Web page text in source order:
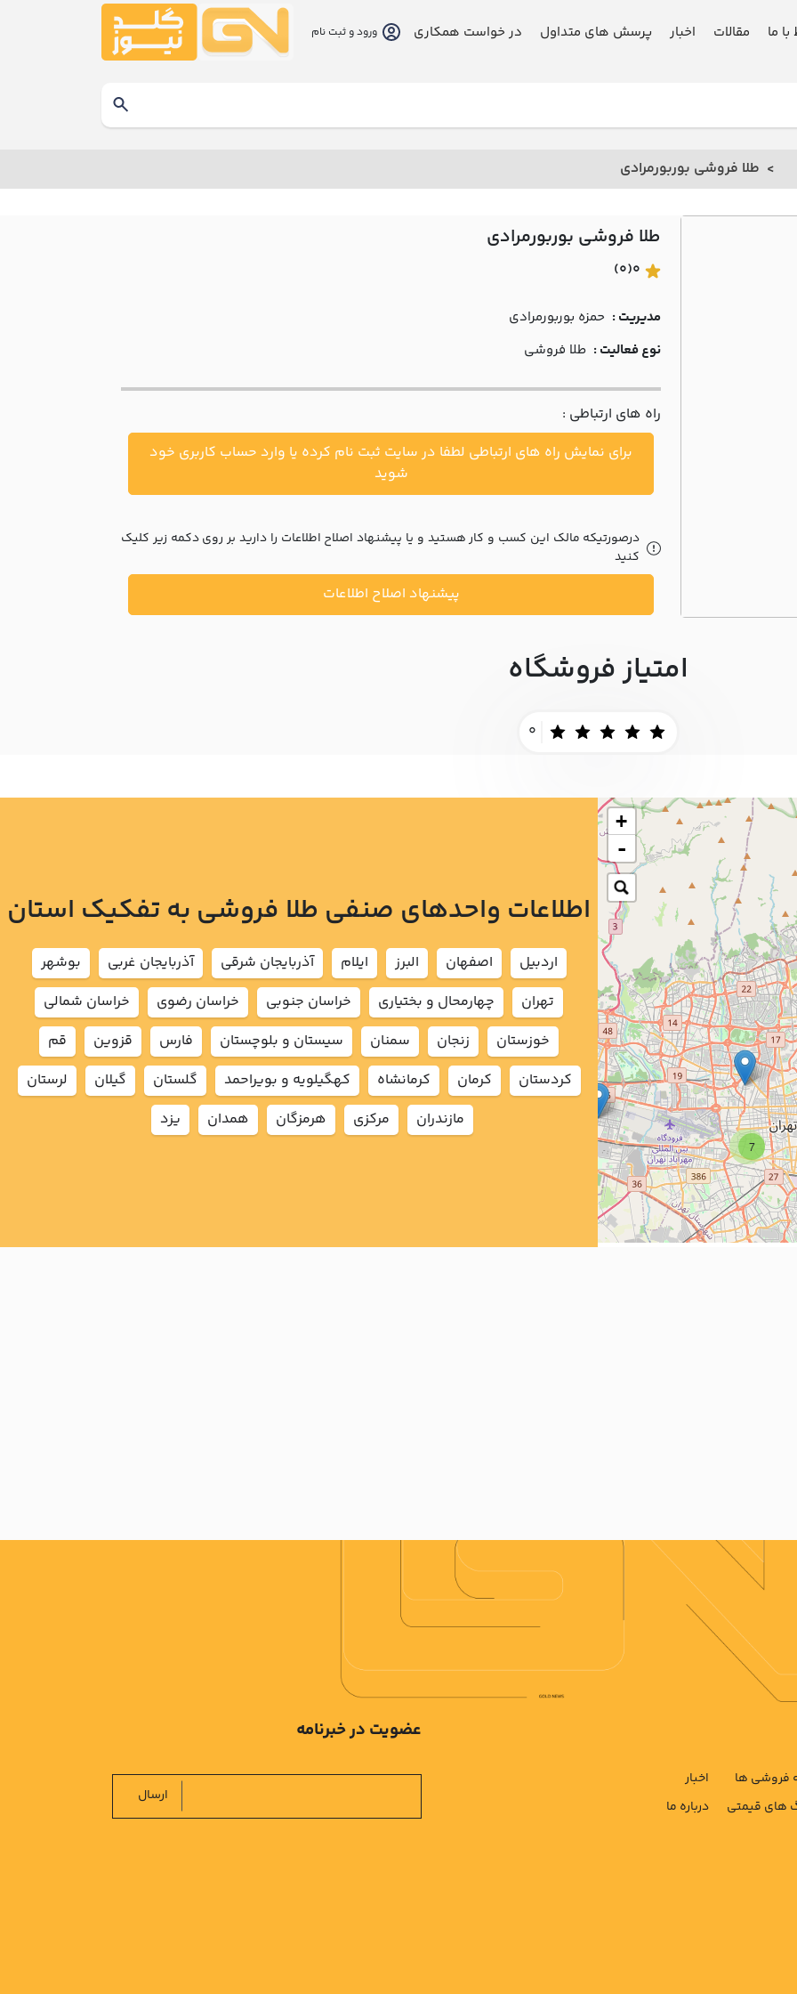
با ما مقالات اخبار پرسش های متداول در خواست همکاری ورود و ثبت نام
طلا فروشی بوربورمرادي
طلا فروشی بوربورمرادي
0
(0)
مدیریت : حمزه بوربورمرادي
نوع فعالیت : طلا فروشی
راه های ارتباطی :
برای نمایش راه های ارتباطی لطفا در سایت ثبت نام کرده یا وارد حساب کاربری خود
شوید
درصورتیکه مالک این کسب و کار هستید و یا پیشنهاد اصلاح اطلاعات را دارید بر روی دکمه زیر کلیک
کنید
پیشنهاد اصلاح اطلاعات
امتیاز فروشگاه
0
7
+
-
اطلاعات واحدهای صنفی طلا فروشی به تفکیک استان
اردبيل اصفهان البرز ايلام آذربايجان شرقي آذربايجان غربي
بوشهر
تهران
چهارمحال و بختياري خراسان جنوبي خراسان رضوي
خراسان شمالي
خوزستان
زنجان سمنان سيستان و بلوچستان فارس قزوين
قم
كردستان
كرمان كرمانشاه كهگيلويه و بويراحمد گلستان گيلان
لرستان
مازندران
مركزي هرمزگان همدان يزد
فروشی ها
های قیمتی
اخبار
درباره ما
عضویت در خبرنامه
ارسال